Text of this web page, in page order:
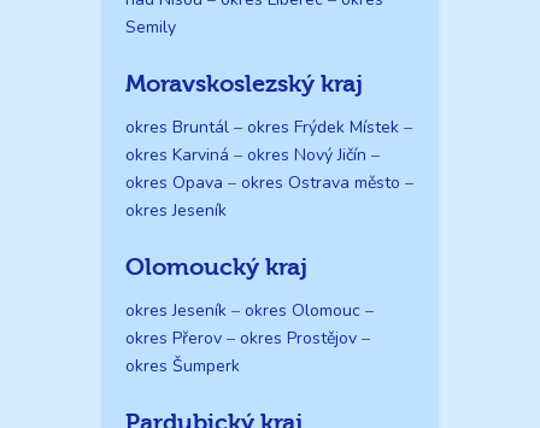
Semily
Moravskoslezský kraj
okres Bruntál – okres Frýdek Místek –
okres Karviná – okres Nový Jičín –
okres Opava – okres Ostrava město –
okres Jeseník
Olomoucký kraj
okres Jeseník – okres Olomouc –
okres Přerov – okres Prostějov –
okres Šumperk
Pardubický kraj